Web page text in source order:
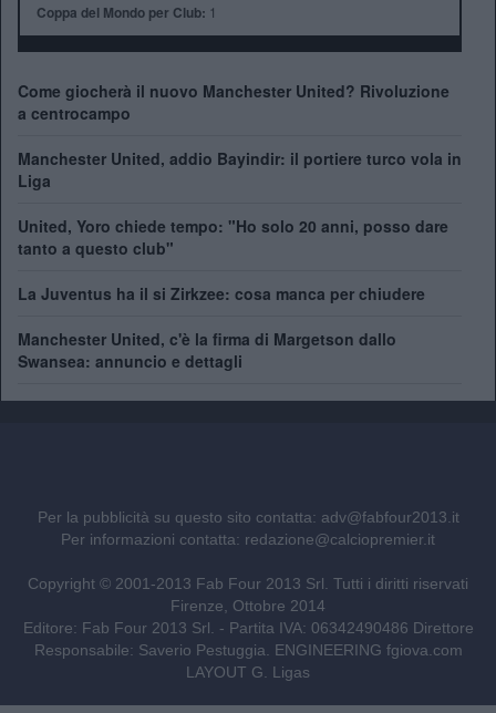
Coppa del Mondo per Club: 1
Come giocherà il nuovo Manchester United? Rivoluzione
a centrocampo
Manchester United, addio Bayindir: il portiere turco vola in
Liga
United, Yoro chiede tempo: "Ho solo 20 anni, posso dare
tanto a questo club"
La Juventus ha il si Zirkzee: cosa manca per chiudere
Manchester United, c'è la firma di Margetson dallo
Swansea: annuncio e dettagli
Per la pubblicità su questo sito contatta: adv@fabfour2013.it
Per informazioni contatta: redazione@calciopremier.it
Copyright © 2001-2013 Fab Four 2013 Srl. Tutti i diritti riservati
Firenze, Ottobre 2014
Editore: Fab Four 2013 Srl. - Partita IVA: 06342490486 Direttore
Responsabile: Saverio Pestuggia. ENGINEERING fgiova.com
LAYOUT G. Ligas